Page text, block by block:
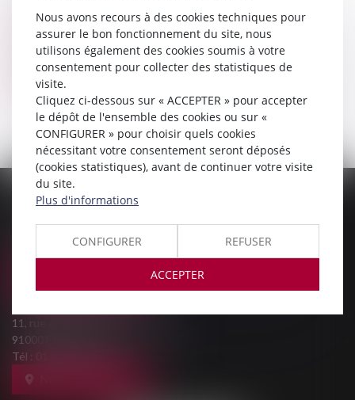
CABINET
NERRANT AVOCAT ASSOCIE
Voir le détail
PALAIS DE JUSTICE
9, Rue des Mazières
91000 EVRY-COURCOURONNES
01 69 36 02 30
11, rue des Mazières
91000 EVRY-COURCOURONNES
Tél :
Nous avons recours à des cookies techniques pour
assurer le bon fonctionnement du site, nous
utilisons également des cookies soumis à votre
consentement pour collecter des statistiques de
visite.
Cliquez ci-dessous sur « ACCEPTER » pour accepter
le dépôt de l'ensemble des cookies ou sur «
CONFIGURER » pour choisir quels cookies
nécessitant votre consentement seront déposés
(cookies statistiques), avant de continuer votre visite
du site.
Plus d'informations
CONFIGURER REFUSER
ACCEPTER